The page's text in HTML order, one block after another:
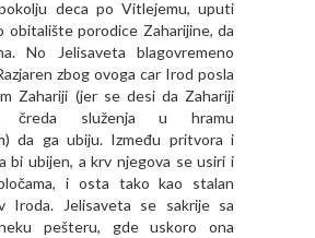
deca po Vitlejemu, uputi
obitalište porodice Zaharijine, da
No Jelisaveta blagovremeno
zbog ovoga car Irod posla
Zahariji (jer se desi da Zahariji
čreda služenja u hramu
da ga ubiju. Između pritvora i
bi ubijen, a krv njegova se usiri i
i osta tako kao stalan
Iroda. Jelisaveta se sakrije sa
pešteru, gde uskoro ona